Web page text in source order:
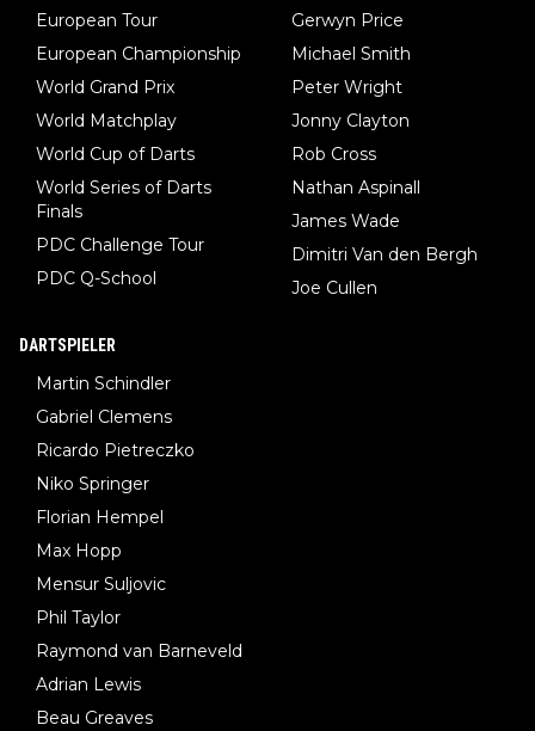
European Tour
European Championship
World Grand Prix
World Matchplay
World Cup of Darts
World Series of Darts
Finals
PDC Challenge Tour
PDC Q-School
Gerwyn Price
Michael Smith
Peter Wright
Jonny Clayton
Rob Cross
Nathan Aspinall
James Wade
Dimitri Van den Bergh
Joe Cullen
DARTSPIELER
Martin Schindler
Gabriel Clemens
Ricardo Pietreczko
Niko Springer
Florian Hempel
Max Hopp
Mensur Suljovic
Phil Taylor
Raymond van Barneveld
Adrian Lewis
Beau Greaves